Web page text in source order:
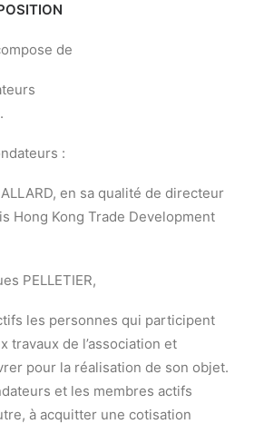
de
:
en sa qualité de directeur
Hong Kong Trade Development
PELLETIER,
les personnes qui participent
travaux de l’association et
pour la réalisation de son objet.
et les membres actifs
à acquitter une cotisation